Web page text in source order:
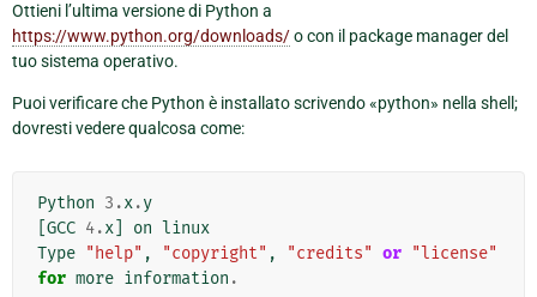
Ottieni l’ultima versione di Python a
https://www.python.org/downloads/o con il package manager del
tuo sistema operativo.
Puoi verificare che Python è installato scrivendo «python» nella shell;
dovresti vedere qualcosa come:
Python 3.x.y
GCC 4.x on linux
Type "help" , "copyright" , "credits" or "license"
for more information .